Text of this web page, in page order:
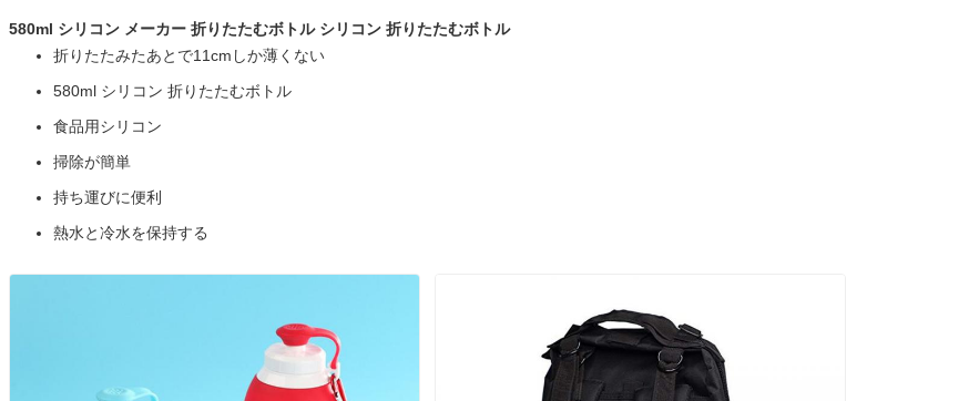
580ml シリコン メーカー 折りたたむボトル シリコン 折りたたむボトル
折りたたみたあとで11cmしか薄くない
580ml シリコン 折りたたむボトル
食品用シリコン
掃除が簡単
持ち運びに便利
熱水と冷水を保持する